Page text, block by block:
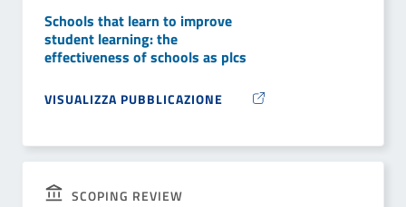
Schools that learn to improve
student learning: the
effectiveness of schools as plcs
VISUALIZZA PUBBLICAZIONE
SCOPING REVIEW